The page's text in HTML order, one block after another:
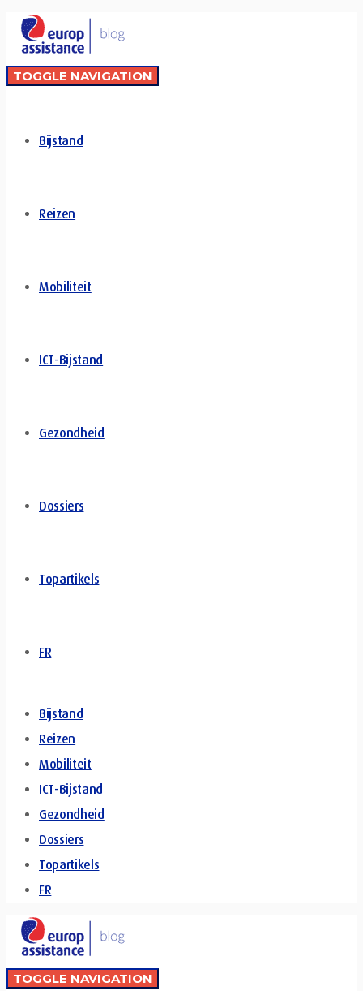
TOGGLE NAVIGATION
Bijstand
Reizen
Mobiliteit
ICT-Bijstand
Gezondheid
Dossiers
Topartikels
FR
Bijstand
Reizen
Mobiliteit
ICT-Bijstand
Gezondheid
Dossiers
Topartikels
FR
TOGGLE NAVIGATION